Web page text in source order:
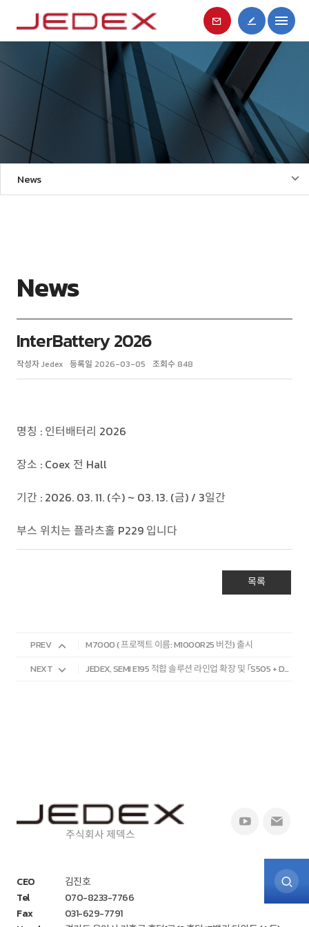
News
News
InterBattery 2026
작성자Jedex 등록일 2026-03-05 조회수848
명칭 : 인터배터리 2026
장소 : Coex 전 Hall
기간 : 2026. 03. 11. (수) ~ 03. 13. (금) / 3일간
부스 위치는 플라츠홀 P229 입니다
목록
PREV
M7000 ( 프로젝트 이름: M1000R25 버전) 출시
NEXT
JEDEX, SEMI E195 적합 솔루션 라인업 확장 및 「S505 + DD Films」 발표
주식회사 제덱스
CEO
김진호
Tel
070-8233-7766
Fax
031-629-7791